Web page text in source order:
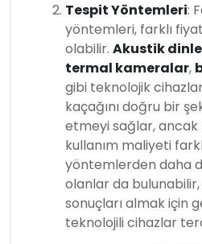
Tespit Yöntemleri:
yöntemleri, farklı
olabilir. Akustik
termal kameralar,
gibi teknolojik
kaçağını doğru bir
etmeyi sağlar, ancak
kullanım maliyeti
yöntemlerden daha
olanlar da
sonuçları almak için
teknolojili cihazlar